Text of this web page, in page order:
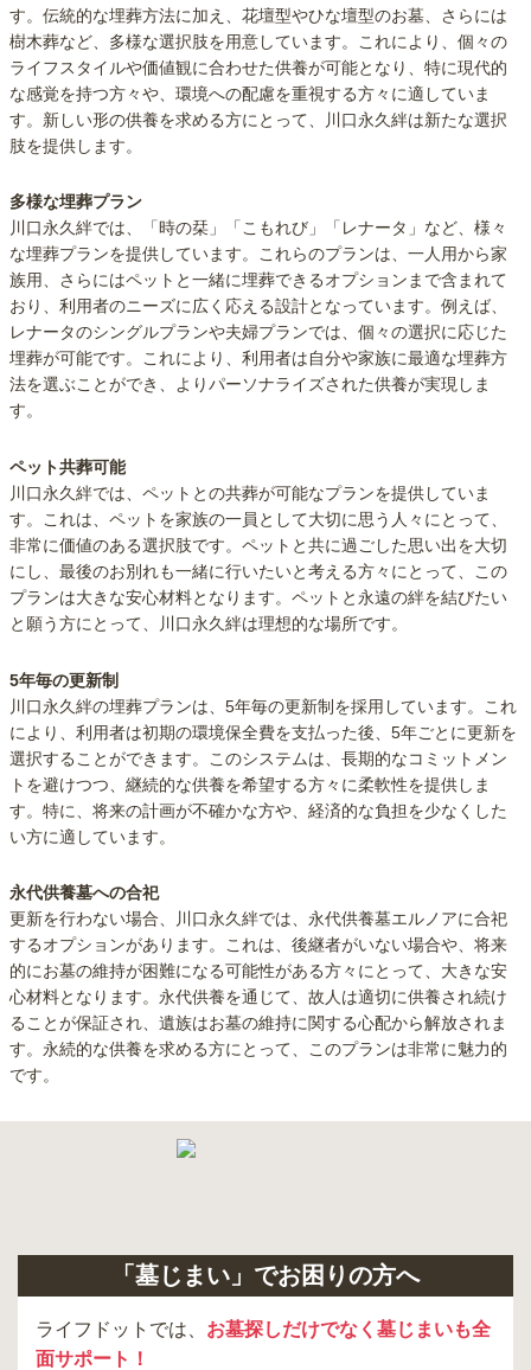
す。伝統的な埋葬方法に加え、花壇型やひな壇型のお墓、さらには
樹木葬など、多様な選択肢を用意しています。これにより、個々の
ライフスタイルや価値観に合わせた供養が可能となり、特に現代的
な感覚を持つ方々や、環境への配慮を重視する方々に適していま
す。新しい形の供養を求める方にとって、川口永久絆は新たな選択
肢を提供します。
多様な埋葬プラン
川口永久絆では、「時の栞」「こもれび」「レナータ」など、様々
な埋葬プランを提供しています。これらのプランは、一人用から家
族用、さらにはペットと一緒に埋葬できるオプションまで含まれて
おり、利用者のニーズに広く応える設計となっています。例えば、
レナータのシングルプランや夫婦プランでは、個々の選択に応じた
埋葬が可能です。これにより、利用者は自分や家族に最適な埋葬方
法を選ぶことができ、よりパーソナライズされた供養が実現しま
す。
ペット共葬可能
川口永久絆では、ペットとの共葬が可能なプランを提供していま
す。これは、ペットを家族の一員として大切に思う人々にとって、
非常に価値のある選択肢です。ペットと共に過ごした思い出を大切
にし、最後のお別れも一緒に行いたいと考える方々にとって、この
プランは大きな安心材料となります。ペットと永遠の絆を結びたい
と願う方にとって、川口永久絆は理想的な場所です。
5年毎の更新制
川口永久絆の埋葬プランは、5年毎の更新制を採用しています。これ
により、利用者は初期の環境保全費を支払った後、5年ごとに更新を
選択することができます。このシステムは、長期的なコミットメン
トを避けつつ、継続的な供養を希望する方々に柔軟性を提供しま
す。特に、将来の計画が不確かな方や、経済的な負担を少なくした
い方に適しています。
永代供養墓への合祀
更新を行わない場合、川口永久絆では、永代供養墓エルノアに合祀
するオプションがあります。これは、後継者がいない場合や、将来
的にお墓の維持が困難になる可能性がある方々にとって、大きな安
心材料となります。永代供養を通じて、故人は適切に供養され続け
ることが保証され、遺族はお墓の維持に関する心配から解放されま
す。永続的な供養を求める方にとって、このプランは非常に魅力的
です。
「墓じまい」でお困りの方へ
ライフドットでは、 お墓探しだけでなく墓じまいも全
面サポート！